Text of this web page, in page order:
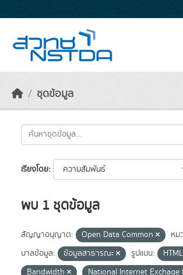
ชุดข้อมูล
เรียงโดย
พบ 1 ชุดข้อมูล
สัญญาอนุญาต: Open Data Common
หม
บาลข้อมูล:
ข้อมูลสาธารณะ รูปแบบ: HTML
Bandwidth
National Internet Exchage